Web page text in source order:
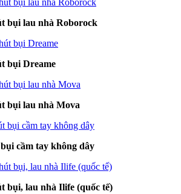
bụi lau nhà Roborock
bụi Dreame
bụi lau nhà Mova
cầm tay không dây
bụi, lau nhà Ilife (quốc tế)